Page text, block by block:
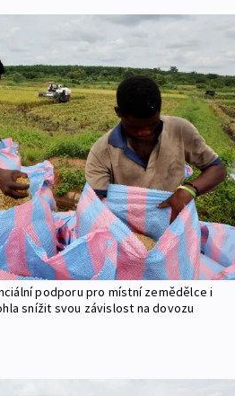
podporu pro místní zemědělce i
snížit svou závislost na dovozu